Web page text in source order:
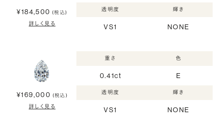
¥184,500 (税込)
詳しく見る
透明度
VS1
輝き
NONE
¥169,000 (税込)
詳しく見る
重さ
0.41ct
色
E
透明度
VS1
輝き
NONE